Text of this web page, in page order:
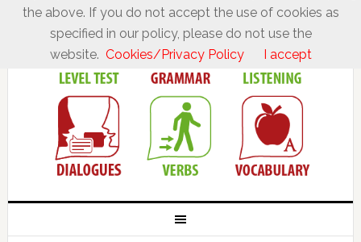
the above. If you do not accept the use of cookies as
specified in our policy, please do not use the
website. Cookies/Privacy Policy I accept